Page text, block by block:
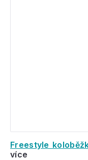
Freestyle
více